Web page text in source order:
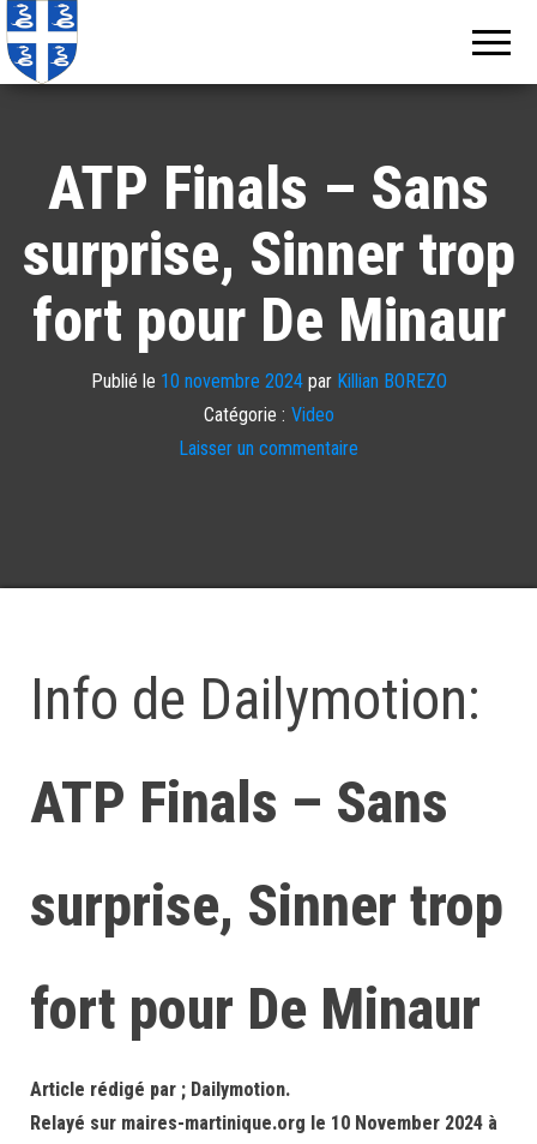
ATP Finals – Sans
surprise, Sinner trop
fort pour De Minaur
Publié le 10 novembre 2024par Killian BOREZO
Catégorie : Video
Laisser un commentaire
Info de Dailymotion:
ATP Finals – Sans
surprise, Sinner trop
fort pour De Minaur
Article rédigé par ; Dailymotion.
Relayé sur maires-martinique.org le 10 November 2024 à